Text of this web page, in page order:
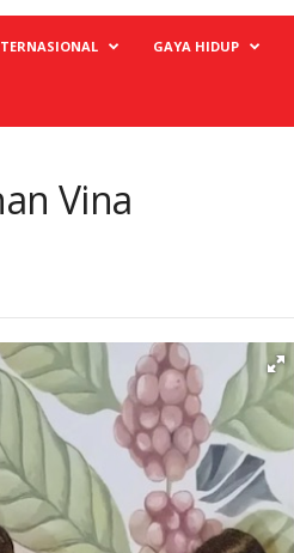
GAYA HIDUP
Vina